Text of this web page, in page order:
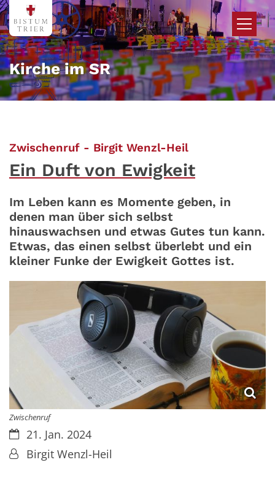
Zum Inhalt springen
Kirche im SR
Zwischenruf - Birgit Wenzl-Heil:
Ein Duft von Ewigkeit
Im Leben kann es Momente geben, in
denen man über sich selbst
hinauswachsen und etwas Gutes tun kann.
Etwas, das einen selbst überlebt und ein
kleiner Funke der Ewigkeit Gottes ist.
Zwischenruf
Datum:21. Jan. 2024
Von:Birgit Wenzl-Heil